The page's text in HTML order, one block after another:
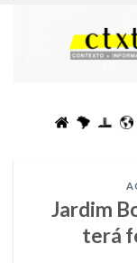
Jardim
terá